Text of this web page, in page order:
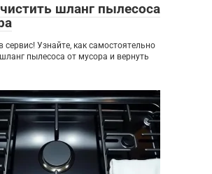
шланг пылесоса
сервис! Узнайте, как самостоятельно
пылесоса от мусора и вернуть